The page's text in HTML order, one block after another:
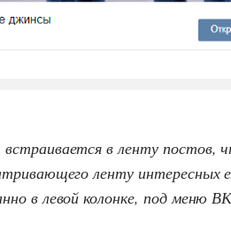
в ленту постов,
ленту интересных
в левой колонке, под меню